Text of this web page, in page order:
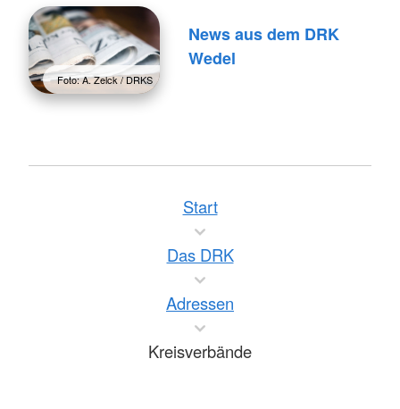
Foto: A. Zelck / DRKS
News aus dem DRK
Wedel
Start
Das DRK
Adressen
Kreisverbände